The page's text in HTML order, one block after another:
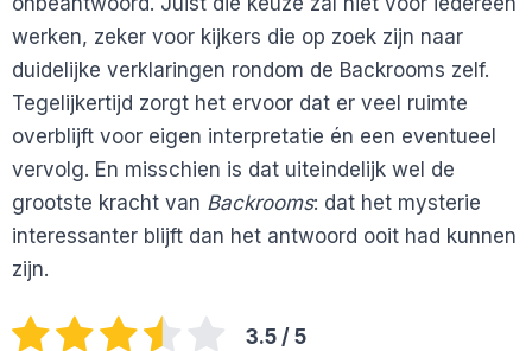
werken, zeker voor kijkers die op zoek zijn naar
duidelijke verklaringen rondom de Backrooms zelf.
Tegelijkertijd zorgt het ervoor dat er veel ruimte
overblijft voor eigen interpretatie én een eventueel
vervolg. En misschien is dat uiteindelijk wel de
grootste kracht van Backrooms: dat het mysterie
interessanter blijft dan het antwoord ooit had kunnen
zijn.
3.5 / 5